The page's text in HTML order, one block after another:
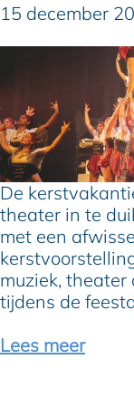
t
c
t
i
v
i
t
e
i
t
e
i
15 december
s
t
m
a
g
i
e
i
n
T
h
e
De
theater in te
met een
muziek, theater
tijdens de
Lees meer